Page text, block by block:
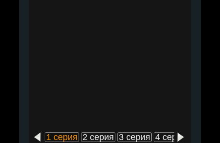
1 серия 2 серия 3 серия 4 серия